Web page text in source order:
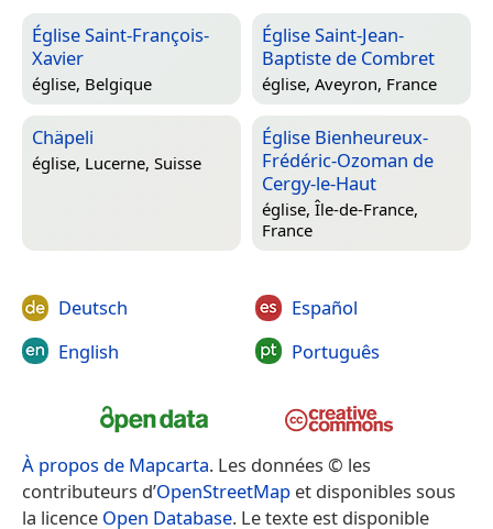
Église Saint-François-
Xavier
église, Belgique
Église Saint-Jean-
Baptiste de Combret
église, Aveyron, France
Chäpeli
église, Lucerne, Suisse
Église Bienheureux-
Frédéric-Ozoman de
Cergy-le-Haut
église, Île-de-France,
France
Deutsch
English
Español
Português
À propos de Mapcarta. Les données © les
contributeurs d’OpenStreetMap et disponibles sous
la licence Open Database. Le texte est disponible